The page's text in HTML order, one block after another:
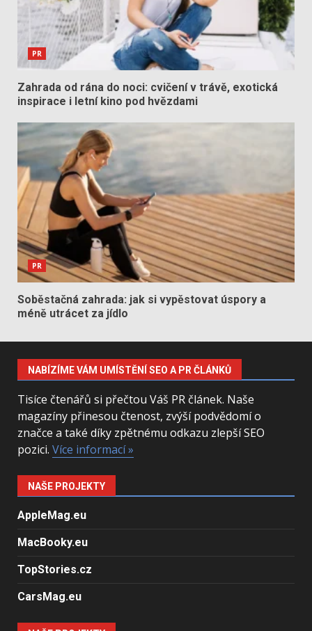
PR
Zahrada od rána do noci: cvičení v trávě, exotická
inspirace i letní kino pod hvězdami
PR
Soběstačná zahrada: jak si vypěstovat úspory a
méně utrácet za jídlo
NABÍZÍME VÁM UMÍSTĚNÍ SEO A PR ČLÁNKŮ
Tisíce čtenářů si přečtou Váš PR článek. Naše
magazíny přinesou čtenost, zvýší podvědomí o
značce a také díky zpětnému odkazu zlepší SEO
pozici. Více informací »
NAŠE PROJEKTY
AppleMag.eu
MacBooky.eu
TopStories.cz
CarsMag.eu